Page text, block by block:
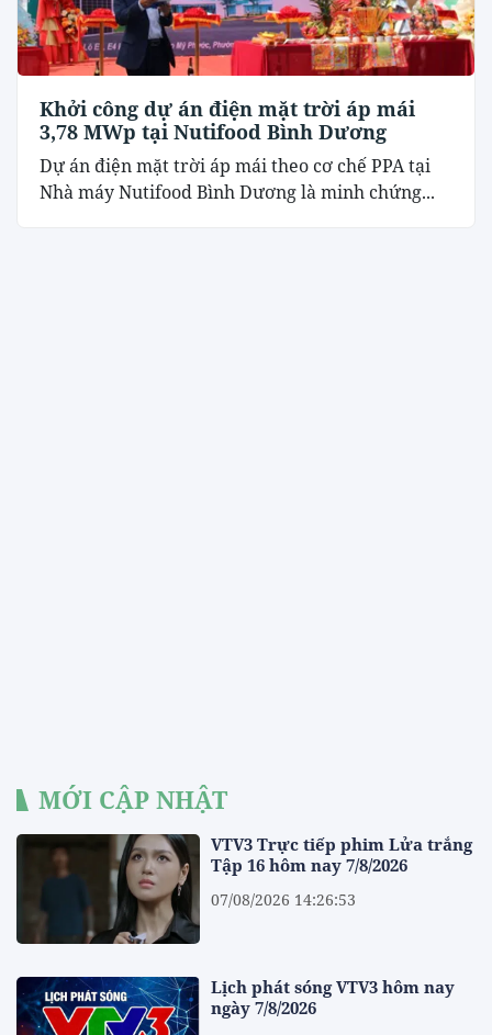
Khởi công dự án điện mặt trời áp mái
3,78 MWp tại Nutifood Bình Dương
Dự án điện mặt trời áp mái theo cơ chế PPA tại
Nhà máy Nutifood Bình Dương là minh chứng...
MỚI CẬP NHẬT
VTV3 Trực tiếp phim Lửa trắng
Tập 16 hôm nay 7/8/2026
07/08/2026 14:26:53
Lịch phát sóng VTV3 hôm nay
ngày 7/8/2026